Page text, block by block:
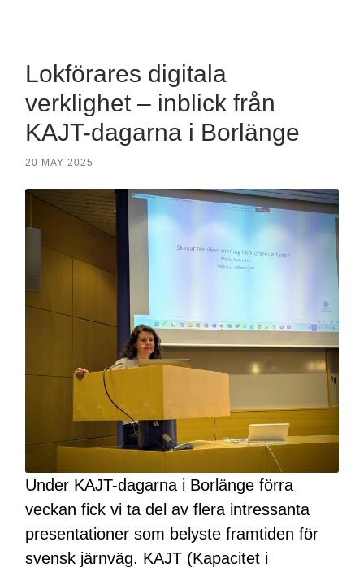
Lokförares digitala
verklighet – inblick från
KAJT-dagarna i Borlänge
20 MAY 2025
Under KAJT-dagarna i Borlänge förra
veckan fick vi ta del av flera intressanta
presentationer som belyste framtiden för
svensk järnväg. KAJT (Kapacitet i